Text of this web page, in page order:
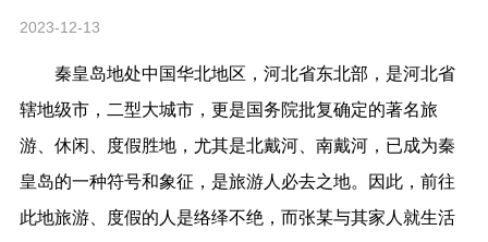
2023-12-13
秦皇岛地处中国华北地区，河北省东北部，是河北省
辖地级市，二型大城市，更是国务院批复确定的著名旅
游、休闲、度假胜地，尤其是北戴河、南戴河，已成为秦
皇岛的一种符号和象征，是旅游人必去之地。因此，前往
此地旅游、度假的人是络绎不绝，而张某与其家人就生活